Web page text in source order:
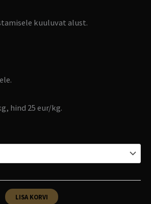
kuuluvat alust.
hind 25 eur/kg.
LISA KORVI